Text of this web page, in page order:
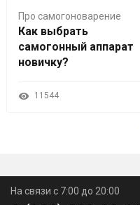
Про самогоноварение
Как выбрать
самогонный аппарат
новичку?
11544
На связи с 7:00 до 20:00